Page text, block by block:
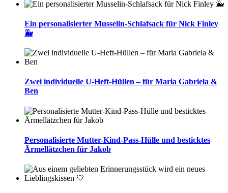
Ein personalisierter Musselin-Schlafsack für Nick Finley
🐳
Zwei individuelle U-Heft-Hüllen – für Maria Gabriela &
Ben
Personalisierte Mutter-Kind-Pass-Hülle und besticktes
Ärmellätzchen für Jakob